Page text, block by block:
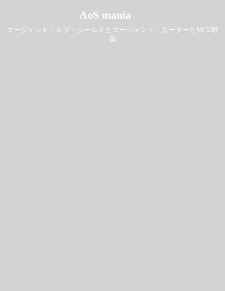
AoS mania
エージェント・オブ・シールドとエージェント・カーターとMCU映
画